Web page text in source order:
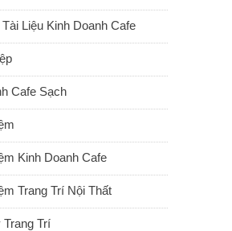
Liệu Kinh Doanh Cafe
Cafe Sạch
Kinh Doanh Cafe
Trang Trí Nội Thất
Trang Trí